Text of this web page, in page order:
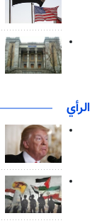
الرأي